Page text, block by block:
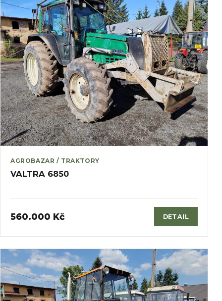
AGROBAZAR / TRAKTORY
VALTRA 6850
560.000 Kč DETAIL